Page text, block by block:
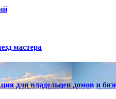
мастера
для владельцев домов и